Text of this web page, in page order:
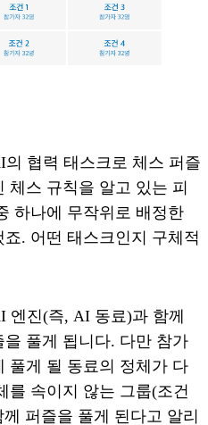
협력 태스크로 체스 퍼즐
체스 규칙을 알고 있는 피
하나에 무작위로 배정한
. 어떤 태스크인지 구체적
엔진(즉, AI 동료)과 함께
을 풀게 됩니다. 다만 참가
풀게 될 동료의 정체가 다
를 속이지 않는 그룹(조건
퍼즐을 풀게 된다고 알리